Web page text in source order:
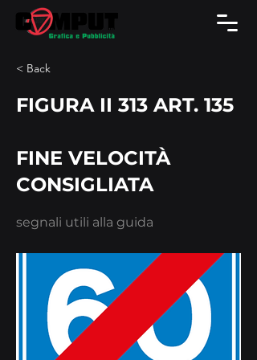
< Back
FIGURA II 313 ART. 135
FINE VELOCITÀ
CONSIGLIATA
segnali utili alla guida